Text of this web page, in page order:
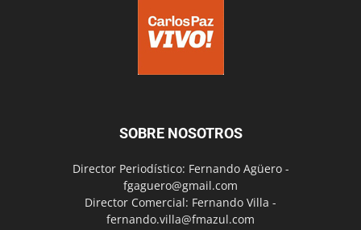
SOBRE NOSOTROS
Director Periodístico: Fernando Agüero -
fgaguero@gmail.com
Director Comercial: Fernando Villa -
fernando.villa@fmazul.com